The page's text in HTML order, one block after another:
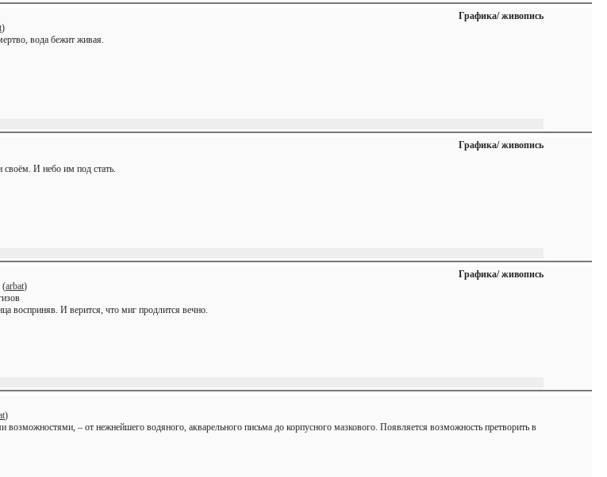
Графика/ живопись
)
вода бежит живая.
Графика/ живопись
своём. И небо им под стать.
Графика/ живопись
(arbat)
восприняв. И верится, что миг продлится вечно.
)
– от нежнейшего водяного, акварельного письма до корпусного мазкового. Появляется возможность претворить в